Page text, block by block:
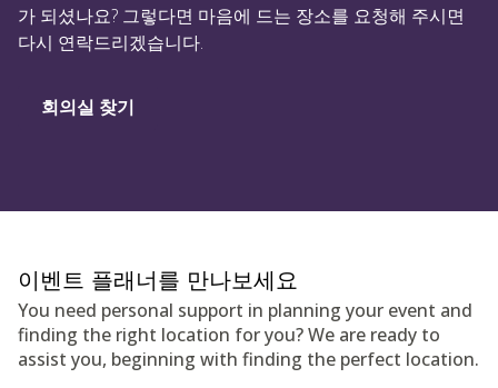
가 되셨나요? 그렇다면 마음에 드는 장소를 요청해 주시면
다시 연락드리겠습니다.
회의실 찾기
이벤트 플래너를 만나보세요
You need personal support in planning your event and
finding the right location for you? We are ready to
assist you, beginning with finding the perfect location.